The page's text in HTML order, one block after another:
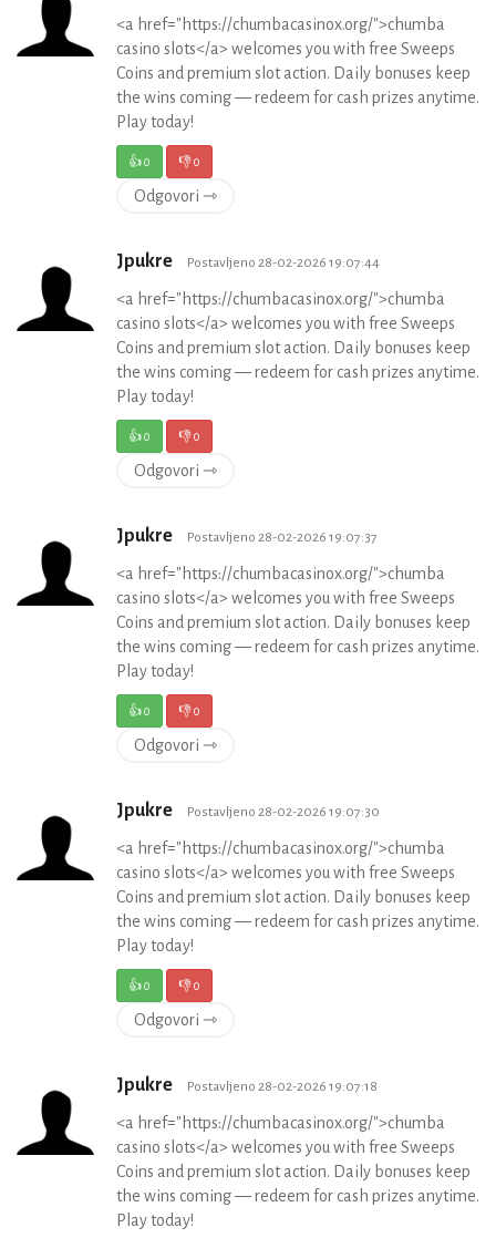
<a href="https://chumbacasinox.org/">chumba
casino slots</a> welcomes you with free Sweeps
Coins and premium slot action. Daily bonuses keep
the wins coming — redeem for cash prizes anytime.
Play today!
👍0 👎0
Odgovori ⇾
Jpukre Postavljeno 28-02-2026 19:07:44
<a href="https://chumbacasinox.org/">chumba
casino slots</a> welcomes you with free Sweeps
Coins and premium slot action. Daily bonuses keep
the wins coming — redeem for cash prizes anytime.
Play today!
👍0 👎0
Odgovori ⇾
Jpukre Postavljeno 28-02-2026 19:07:37
<a href="https://chumbacasinox.org/">chumba
casino slots</a> welcomes you with free Sweeps
Coins and premium slot action. Daily bonuses keep
the wins coming — redeem for cash prizes anytime.
Play today!
👍0 👎0
Odgovori ⇾
Jpukre Postavljeno 28-02-2026 19:07:30
<a href="https://chumbacasinox.org/">chumba
casino slots</a> welcomes you with free Sweeps
Coins and premium slot action. Daily bonuses keep
the wins coming — redeem for cash prizes anytime.
Play today!
👍0 👎0
Odgovori ⇾
Jpukre Postavljeno 28-02-2026 19:07:18
<a href="https://chumbacasinox.org/">chumba
casino slots</a> welcomes you with free Sweeps
Coins and premium slot action. Daily bonuses keep
the wins coming — redeem for cash prizes anytime.
Play today!